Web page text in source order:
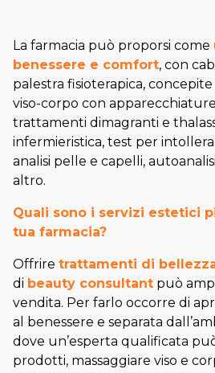
La farmacia può proporsi come
benessere e comfort, con
palestra fisioterapica,
viso-corpo con
trattamenti dimagranti e
infermieristica, test per
analisi pelle e capelli,
altro.
Quali sono i servizi estetici
tua farmacia?
Offrire trattamenti di
di beauty consultant può
vendita. Per farlo occorre di
al benessere e separata
dove un’esperta qualificata
prodotti, massaggiare viso e